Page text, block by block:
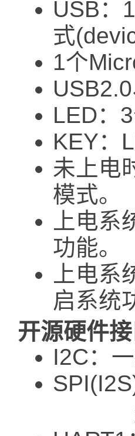
USB：
式
1个
LED：
KEY：
未上电
模式。
上电
功能。
上电
启系统
开源硬件接
I2C：
2.